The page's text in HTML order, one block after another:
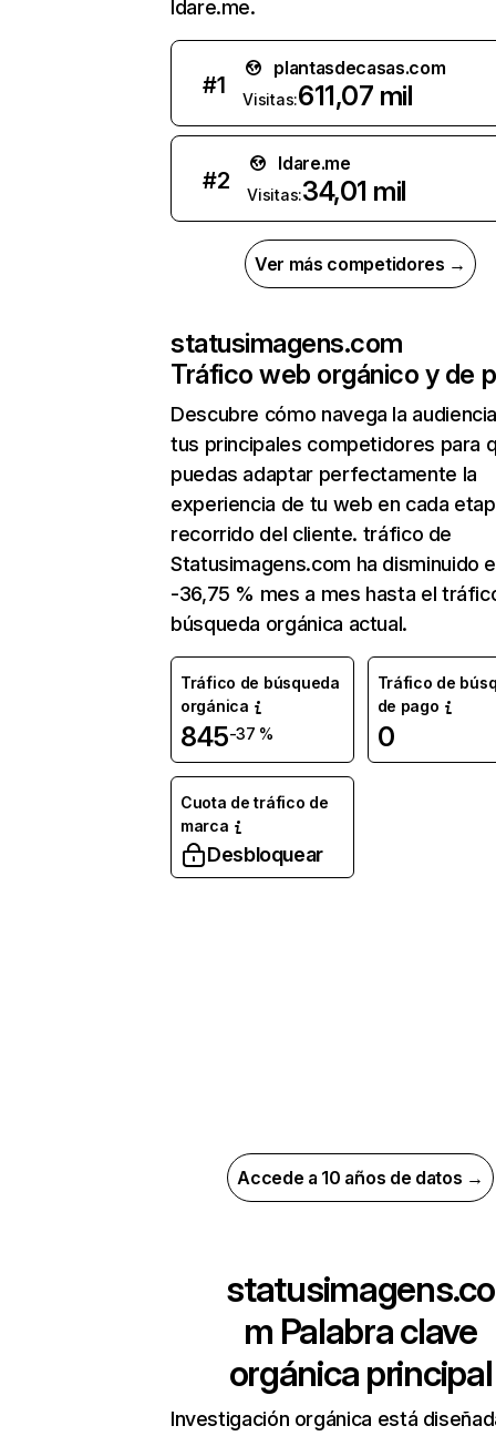
ldare.me.
#1
plantasdecasas.com
Visitas:611,07 mil
#2
ldare.me
Visitas:34,01 mil
Ver más competidores →
statusimagens.com
Tráfico web orgánico y de
Descubre cómo navega la
tus principales competidores para
puedas adaptar perfectamente la
experiencia de tu web en cada
recorrido del cliente. tráfico de
Statusimagens.com ha disminuido
-36,75 % mes a mes hasta el
búsqueda orgánica actual.
Tráfico de búsqueda
orgánica
845-37 %
Tráfico de
de pago
0
Cuota de tráfico de
marca
Desbloquear
Accede a 10 años de datos →
statusimagens.co
m Palabra clave
orgánica principal
Investigación orgánica está